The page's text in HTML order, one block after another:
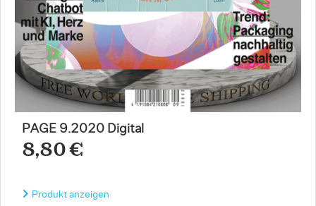
PAGE 9.2020 Digital
8,80 €
Produkt anzeigen